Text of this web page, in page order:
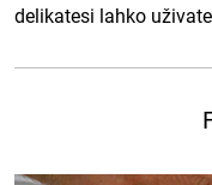
delikatesi lahko